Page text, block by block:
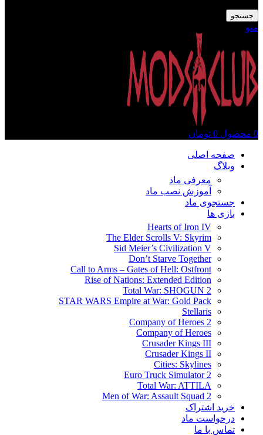
جستجو
منو
0 محصول 0 تومان
صفحه اصلی
وبلاگ
معرفی ماد
آموزش نصب ماد
جستجوی ماد
بازی ها
Hearts of Iron IV
The Elder Scrolls V: Skyrim
Sid Meier’s Civilization V
Don’t Starve Together
Call to Arms – Gates of Hell: Ostfront
Rise of Nations: Extended Edition
Total War: SHOGUN 2
STAR WARS Empire at War: Gold Pack
Stellaris
Company of Heroes 2
Company of Heroes
Crusader Kings III
Crusader Kings II
Cities: Skylines
Euro Truck Simulator 2
Total War: ATTILA
Men of War: Assault Squad 2
خرید اشتراک
درخواست ماد
تماس با ما